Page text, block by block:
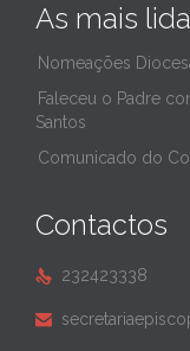
As mais
Nomeações
Faleceu o Padre
Santos
Comunicado do
Contactos
 232423338
